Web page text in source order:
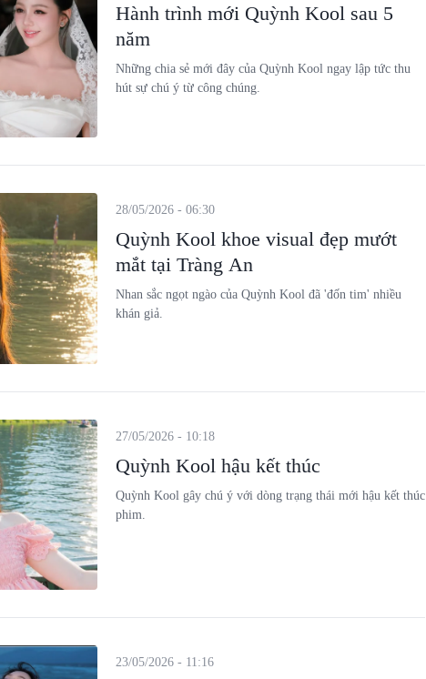
Hành trình mới Quỳnh Kool sau 5
năm
Những chia sẻ mới đây của Quỳnh Kool ngay lập tức thu
hút sự chú ý từ công chúng.
Quỳnh Kool khoe visual đẹp mướt
mắt tại Tràng An
28/05/2026 - 06:30
Nhan sắc ngọt ngào của Quỳnh Kool đã 'đốn tim' nhiều
khán giả.
Quỳnh Kool hậu kết thúc
27/05/2026 - 10:18
Quỳnh Kool gây chú ý với dòng trạng thái mới hậu kết thúc
phim.
23/05/2026 - 11:16